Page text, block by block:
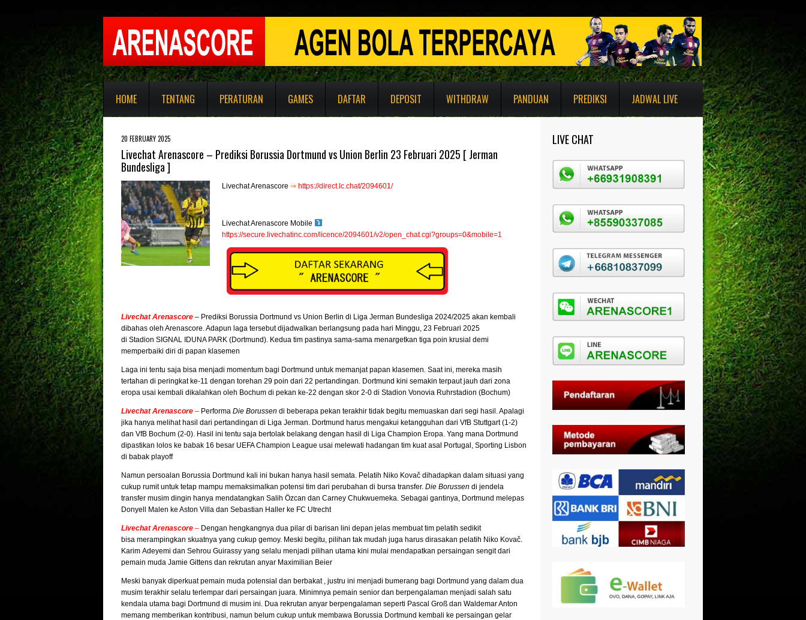
HOME TENTANG PERATURAN GAMES DAFTAR DEPOSIT WITHDRAW PANDUAN PREDIKSI JADWAL LIVE
20 FEBRUARY 2025
Livechat Arenascore – Prediksi Borussia Dortmund vs Union Berlin 23 Februari 2025 [ Jerman
Bundesliga ]
Livechat Arenascore ⇒ https://direct.lc.chat/2094601/
Livechat Arenascore Mobile
https://secure.livechatinc.com/licence/2094601/v2/open_chat.cgi?groups=0&mobile=1
Livechat Arenascore – Prediksi Borussia Dortmund vs Union Berlin di Liga Jerman Bundesliga 2024/2025 akan kembali
dibahas oleh Arenascore. Adapun laga tersebut dijadwalkan berlangsung pada hari Minggu, 23 Februari 2025
di Stadion SIGNAL IDUNA PARK (Dortmund). Kedua tim pastinya sama-sama menargetkan tiga poin krusial demi
memperbaiki diri di papan klasemen
Laga ini tentu saja bisa menjadi momentum bagi Dortmund untuk memanjat papan klasemen. Saat ini, mereka masih
tertahan di peringkat ke-11 dengan torehan 29 poin dari 22 pertandingan. Dortmund kini semakin terpaut jauh dari zona
eropa usai kembali dikalahkan oleh Bochum di pekan ke-22 dengan skor 2-0 di Stadion Vonovia Ruhrstadion (Bochum)
Livechat Arenascore – Performa Die Borussen di beberapa pekan terakhir tidak begitu memuaskan dari segi hasil. Apalagi
jika hanya melihat hasil dari pertandingan di Liga Jerman. Dortmund harus mengakui ketangguhan dari VfB Stuttgart (1-2)
dan VfB Bochum (2-0). Hasil ini tentu saja bertolak belakang dengan hasil di Liga Champion Eropa. Yang mana Dortmund
dipastikan lolos ke babak 16 besar UEFA Champion League usai melewati hadangan tim kuat asal Portugal, Sporting Lisbon
di babak playoff
Namun persoalan Borussia Dortmund kali ini bukan hanya hasil semata. Pelatih Niko Kovač dihadapkan dalam situasi yang
cukup rumit untuk tetap mampu memaksimalkan potensi tim dari perubahan di bursa transfer. Die Borussen di jendela
transfer musim dingin hanya mendatangkan Salih Özcan dan Carney Chukwuemeka. Sebagai gantinya, Dortmund melepas
Donyell Malen ke Aston Villa dan Sebastian Haller ke FC Utrecht
Livechat Arenascore – Dengan hengkangnya dua pilar di barisan lini depan jelas membuat tim pelatih sedikit
bisa merampingkan skuatnya yang cukup gemoy. Meski begitu, pilihan tak mudah juga harus dirasakan pelatih Niko Kovač.
Karim Adeyemi dan Sehrou Guirassy yang selalu menjadi pilihan utama kini mulai mendapatkan persaingan sengit dari
pemain muda Jamie Gittens dan rekrutan anyar Maximilian Beier
Meski banyak diperkuat pemain muda potensial dan berbakat , justru ini menjadi bumerang bagi Dortmund yang dalam dua
musim terakhir selalu terlempar dari persaingan juara. Minimnya pemain senior dan berpengalaman menjadi salah satu
kendala utama bagi Dortmund di musim ini. Dua rekrutan anyar berpengalaman seperti Pascal Groß dan Waldemar Anton
memang memberikan kontribusi, namun belum cukup untuk membawa Borussia Dortmund kembali ke persaingan gelar
LIVE CHAT